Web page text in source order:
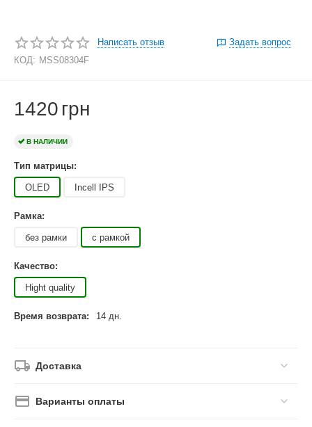
Написать отзыв
Задать вопрос
КОД: MSS08304F
1420 грн
В НАЛИЧИИ
Тип матрицы:
OLED Incell IPS
Рамка:
без рамки с рамкой
Качество:
Hight quality
Время возврата: 14 дн.
Доставка
Варианты оплаты